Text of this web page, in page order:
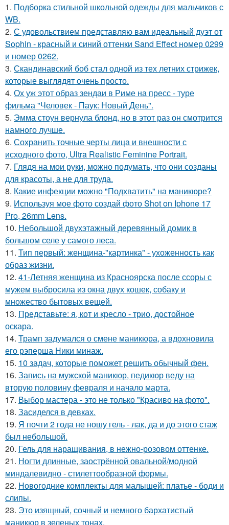
1. Подборка стильной школьной одежды для мальчиков с
WB.
2. С удовольствием представляю вам идеальный дуэт от
Sophin - красный и синий оттенки Sand Effect номер 0299
и номер 0262.
3. Скандинавский боб стал одной из тех летних стрижек,
которые выглядят очень просто.
4. Ох уж этот образ зендаи в Риме на пресс - туре
фильма "Человек - Паук: Новый День".
5. Эмма стоун вернула блонд, но в этот раз он смотрится
намного лучше.
6. Сохранить точные черты лица и внешности с
исходного фото, Ultra Realistic Feminine Portrait.
7. Глядя на мои руки, можно подумать, что они созданы
для красоты, а не для труда.
8. Какие инфекции можно "Подхватить" на маникюре?
9. Используя мое фото создай фото Shot on Iphone 17
Pro, 26mm Lens.
10. Небольшой двухэтажный деревянный домик в
большом селе у самого леса.
11. Тип первый: женщина-"картинка" - ухоженность как
образ жизни.
12. 41-Летняя женщина из Красноярска после ссоры с
мужем выбросила из окна двух кошек, собаку и
множество бытовых вещей.
13. Представьте: я, кот и кресло - трио, достойное
оскара.
14. Трамп задумался о смене маникюра, а вдохновила
его рэперша Ники минаж.
15. 10 задач, которые поможет решить обычный фен.
16. Запись на мужской маникюр, педикюр веду на
вторую половину февраля и начало марта.
17. Выбор мастера - это не только "Красиво на фото".
18. Засиделся в девках.
19. Я почти 2 года не ношу гель - лак, да и до этого стаж
был небольшой.
20. Гель для наращивания, в нежно-розовом оттенке.
21. Ногти длинные, заострённой овальной/модной
миндалевидно - стилеттообразной формы.
22. Новогодние комплекты для малышей: платье - боди и
слипы.
23. Это изящный, сочный и немного бархатистый
маникюр в зеленых тонах.